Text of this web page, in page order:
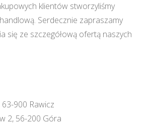
klientów stworzyliśmy
Serdecznie zapraszamy
się ze szczegółową ofertą naszych
900 Rawicz
2, 56-200 Góra